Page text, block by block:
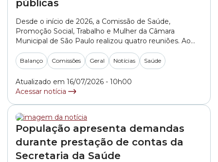
públicas
Desde o início de 2026, a Comissão de Saúde,
Promoção Social, Trabalho e Mulher da Câmara
Municipal de São Paulo realizou quatro reuniões. Ao
longo dos seis primeiros meses do ano, o colegiado
promoveu sete audiências públicas, emitiu 44
pareceres e expediu 18 ofícios.(*) A vereadora Ely Teruel
Balanço Comissões Geral Notícias Saúde
Atualizado em 16/07/2026 - 10h00
Acessar notícia
População apresenta demandas
durante prestação de contas da
Secretaria da Saúde